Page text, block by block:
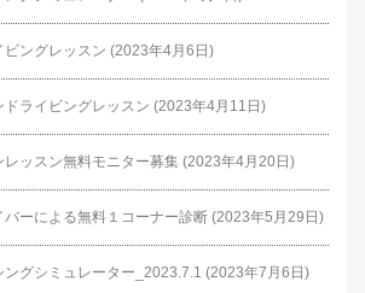
ビングレッスン (2023年4月6日)
ドライビングレッスン (2023年4月11日)
レッスン無料モニター募集 (2023年4月20日)
バーによる無料１コーナー診断 (2023年5月29日)
ングシミュレーター_2023.7.1 (2023年7月6日)